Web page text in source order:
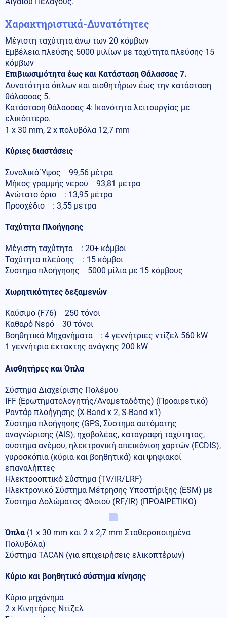
Χαρακτηριστικά-Δυνατότητες
Μέγιστη ταχύτητα άνω των 20 κόμβων
Εμβέλεια πλεύσης 5000 μιλίων με ταχύτητα πλεύσης 15
κόμβων
Επιβιωσιμότητα έως και Κατάσταση Θάλασσας 7.
Δυνατότητα όπλων και αισθητήρων έως την κατάσταση
θάλασσας 5.
Κατάσταση θάλασσας 4: Ικανότητα λειτουργίας με
ελικόπτερο.
1 x 30 mm, 2 x πολυβόλα 12,7 mm
Κύριες διαστάσεις
Συνολικό Ύψος 99,56 μέτρα
Μήκος γραμμής νερού 93,81 μέτρα
Ανώτατο όριο : 13,95 μέτρα
Προσχέδιο : 3,55 μέτρα
Ταχύτητα Πλοήγησης
Μέγιστη ταχύτητα : 20+ κόμβοι
Ταχύτητα πλεύσης : 15 κόμβοι
Σύστημα πλοήγησης 5000 μίλια με 15 κόμβους
Χωρητικότητες δεξαμενών
Καύσιμο (F76) 250 τόνοι
Καθαρό Νερό 30 τόνοι
Βοηθητικά Μηχανήματα : 4 γεννήτριες ντίζελ 560 kW
1 γεννήτρια έκτακτης ανάγκης 200 kW
Αισθητήρες και Όπλα
Σύστημα Διαχείρισης Πολέμου
IFF (Ερωτηματολογητής/Αναμεταδότης) (Προαιρετικό)
Ραντάρ πλοήγησης (X-Band x 2, S-Band x1)
Σύστημα πλοήγησης (GPS, Σύστημα αυτόματης
αναγνώρισης (AlS), ηχοβολέας, καταγραφή ταχύτητας,
σύστημα ανέμου, ηλεκτρονική απεικόνιση χαρτών (ECDIS),
γυροσκόπια (κύρια και βοηθητικά) και ψηφιακοί
επαναλήπτες
Ηλεκτροοπτικό Σύστημα (TV/IR/LRF)
Ηλεκτρονικό Σύστημα Μέτρησης Υποστήριξης (ESM) με
Σύστημα Δολώματος Φλοιού (RF/lR) (ΠΡΟΑΙΡΕΤΙΚΟ)
Όπλα (1 x 30 mm και 2 x 2,7 mm Σταθεροποιημένα
Πολυβόλα)
Σύστημα TACAN (για επιχειρήσεις ελικοπτέρων)
Κύριο και βοηθητικό σύστημα κίνησης
Κύριο μηχάνημα
2 x Κινητήρες Ντίζελ